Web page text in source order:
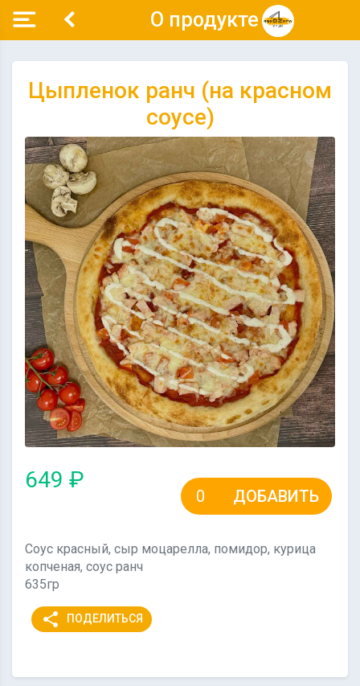
О продукте
Цыпленок ранч (на красном
соусе)
649 ₽
ДОБАВИТЬ
Соус красный, сыр моцарелла, помидор, курица
копченая, соус ранч
635гр
share ПОДЕЛИТЬСЯ